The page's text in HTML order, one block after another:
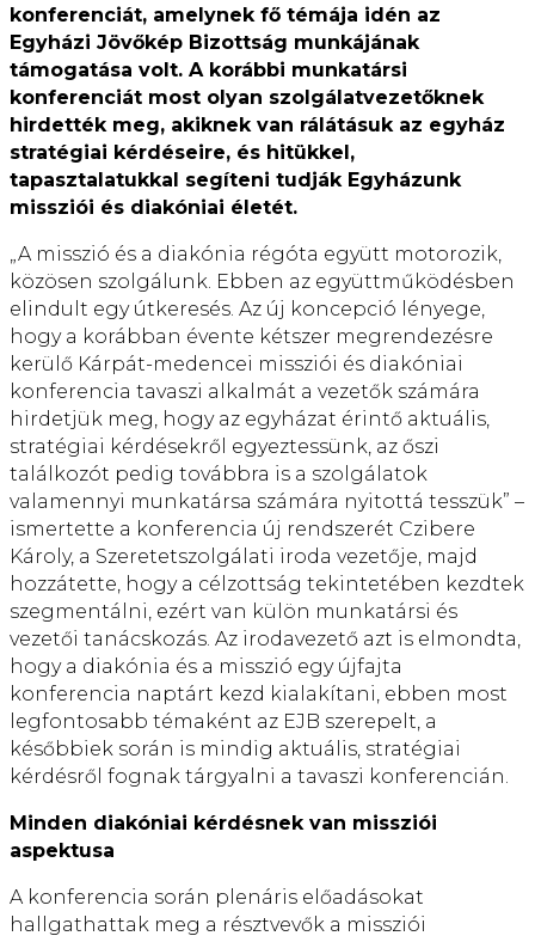
konferenciát, amelynek fő témája idén az
Egyházi Jövőkép Bizottság munkájának
támogatása volt. A korábbi munkatársi
konferenciát most olyan szolgálatvezetőknek
hirdették meg, akiknek van rálátásuk az egyház
stratégiai kérdéseire, és hitükkel,
tapasztalatukkal segíteni tudják Egyházunk
missziói és diakóniai életét.
„A misszió és a diakónia régóta együtt motorozik,
közösen szolgálunk. Ebben az együttműködésben
elindult egy útkeresés. Az új koncepció lényege,
hogy a korábban évente kétszer megrendezésre
kerülő Kárpát-medencei missziói és diakóniai
konferencia tavaszi alkalmát a vezetők számára
hirdetjük meg, hogy az egyházat érintő aktuális,
stratégiai kérdésekről egyeztessünk, az őszi
találkozót pedig továbbra is a szolgálatok
valamennyi munkatársa számára nyitottá tesszük” –
ismertette a konferencia új rendszerét Czibere
Károly, a Szeretetszolgálati iroda vezetője, majd
hozzátette, hogy a célzottság tekintetében kezdtek
szegmentálni, ezért van külön munkatársi és
vezetői tanácskozás. Az irodavezető azt is elmondta,
hogy a diakónia és a misszió egy újfajta
konferencia naptárt kezd kialakítani, ebben most
legfontosabb témaként az EJB szerepelt, a
későbbiek során is mindig aktuális, stratégiai
kérdésről fognak tárgyalni a tavaszi konferencián.
Minden diakóniai kérdésnek van missziói
aspektusa
A konferencia során plenáris előadásokat
hallgathattak meg a résztvevők a missziói